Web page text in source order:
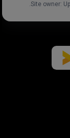
Site owner: